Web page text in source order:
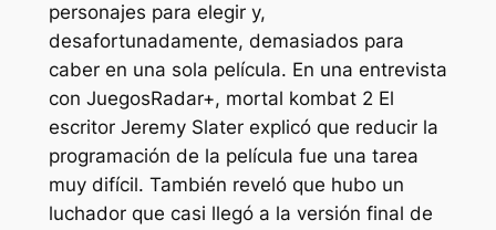
personajes para elegir y,
desafortunadamente, demasiados para
caber en una sola película. En una entrevista
con JuegosRadar+, mortal kombat 2 El
escritor Jeremy Slater explicó que reducir la
programación de la película fue una tarea
muy difícil. También reveló que hubo un
luchador que casi llegó a la versión final de